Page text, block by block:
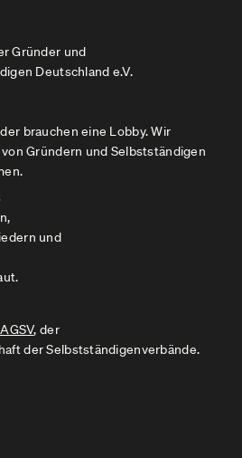
Gründer und
Deutschland e.V.
brauchen eine Lobby. Wir
Gründern und Selbstständigen
und
, der
der Selbstständigenverbände.